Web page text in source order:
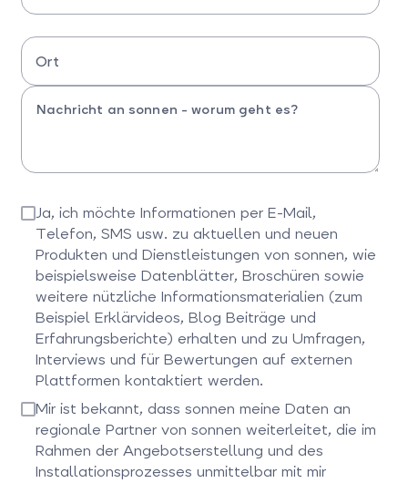
Ort
Bitte Ort eingeben
Ja, ich möchte Informationen per E-Mail,
Telefon, SMS usw. zu aktuellen und neuen
Produkten und Dienstleistungen von sonnen, wie
beispielsweise Datenblätter, Broschüren sowie
weitere nützliche Informationsmaterialien (zum
Beispiel Erklärvideos, Blog Beiträge und
Erfahrungsberichte) erhalten und zu Umfragen,
Interviews und für Bewertungen auf externen
Plattformen kontaktiert werden.
Bitte bestätigen Sie dieses Feld
Mir ist bekannt, dass sonnen meine Daten an
regionale Partner von sonnen weiterleitet, die im
Rahmen der Angebotserstellung und des
Installationsprozesses unmittelbar mit mir